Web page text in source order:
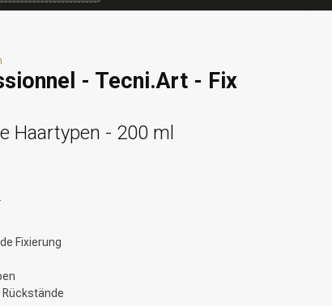
- Tecni.Art - Fix
Haartypen - 200 ml
Fixierung
Rückstände